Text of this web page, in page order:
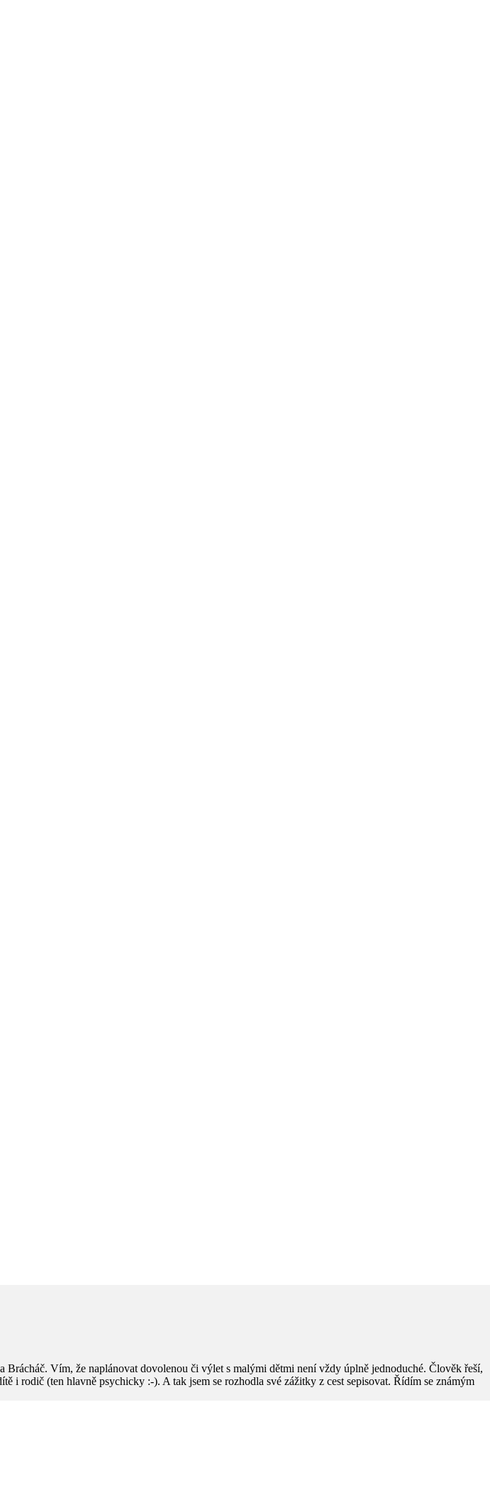
Vím, že naplánovat dovolenou či výlet s malými dětmi není vždy úplně jednoduché. Člověk řeší,
i rodič (ten hlavně psychicky :-). A tak jsem se rozhodla své zážitky z cest sepisovat. Řídím se známým